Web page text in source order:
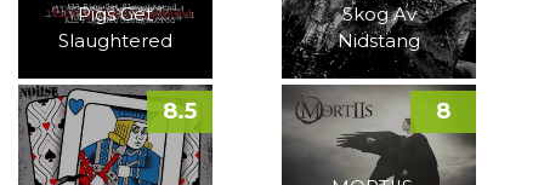
Pigs Get
Slaughtered
Skog Av
Nidstang
8.5 8